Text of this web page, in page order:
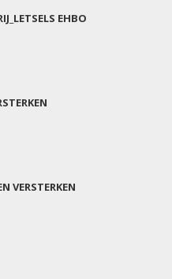
EHBO
VERSTERKEN